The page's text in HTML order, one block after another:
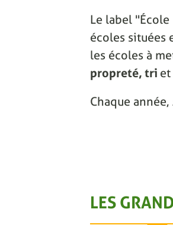
Le label "École
écoles situées
les écoles à
propreté, tri et
Chaque
LES